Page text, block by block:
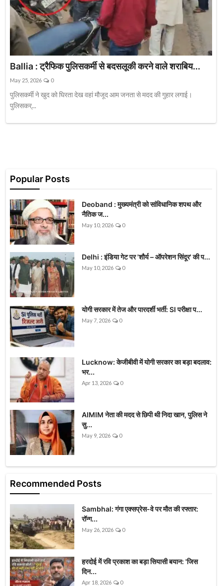
Ballia : ट्रैफिक पुलिसकर्मी से बदसलूकी करने वाले शराबिय...
May 25, 2026 0
पुलिसकर्मी ने खुद को घिरता देख वहां मौजूद आम जनता से मदद की गुहार लगाई।
पुलिसकर्...
Popular Posts
Deoband : मुख्यमंत्री को सांविधानिक शपथ और
नैतिक ज...
May 10, 2026 0
Delhi : इंडिया गेट पर 'शौर्य – ऑपरेशन सिंदूर' की प...
May 10, 2026 0
योगी सरकार में तेज और पारदर्शी भर्ती: SI परीक्षा प...
May 7, 2026 0
Lucknow: केजीबीवी में योगी सरकार का बड़ा बदलाव:
भर...
Apr 13, 2026 0
AIMIM नेता की मदद से छिपी थी निदा खान, पुलिस ने
सु...
May 9, 2026 0
Recommended Posts
Sambhal: गंगा एक्सप्रेस-वे पर मौत की रफ्तार:
रॉन्ग...
May 26, 2026 0
हरदोई में रवि प्रकाश का बड़ा सियासी बयान: 'जिस
दिन...
Apr 18, 2026 0